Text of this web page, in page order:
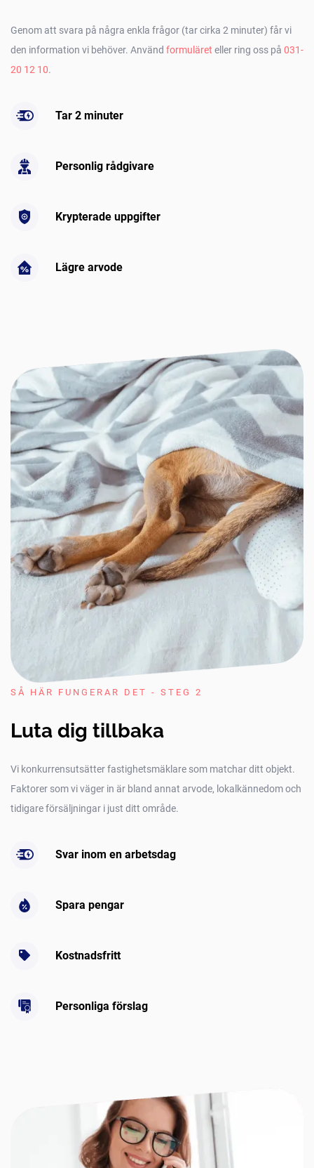
Genom att svara på några enkla frågor (tar cirka 2 minuter) får vi
den information vi behöver. Använd formuläret eller ring oss på 031-
20 12 10.
Tar 2 minuter
Personlig rådgivare
Krypterade uppgifter
Lägre arvode
SÅ HÄR FUNGERAR DET - STEG 2
Luta dig tillbaka
Vi konkurrensutsätter fastighetsmäklare som matchar ditt objekt.
Faktorer som vi väger in är bland annat arvode, lokalkännedom och
tidigare försäljningar i just ditt område.
Svar inom en arbetsdag
Spara pengar
Kostnadsfritt
Personliga förslag